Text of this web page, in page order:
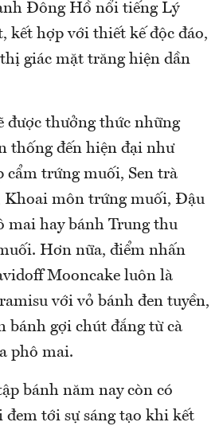
Đông Hồ nổi tiếng Lý
kết hợp với thiết kế độc đáo,
giác mặt trăng hiện dần
được thưởng thức những
thống đến hiện đại như
cẩm trứng muối, Sen trà
Khoai môn trứng muối, Đậu
mai hay bánh Trung thu
Hơn nữa, điểm nhấn
Mooncake luôn là
với vỏ bánh đen tuyền,
bánh gợi chút đắng từ cà
phô mai.
bánh năm nay còn có
tới sự sáng tạo khi kết